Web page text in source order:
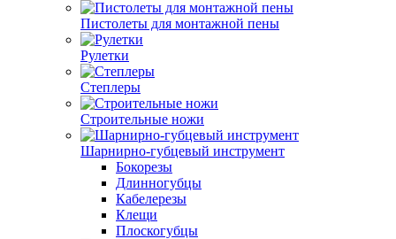
Пистолеты для монтажной пены
Рулетки
Степлеры
Строительные ножи
Шарнирно-губцевый инструмент
Бокорезы
Длинногубцы
Кабелерезы
Клещи
Плоскогубцы